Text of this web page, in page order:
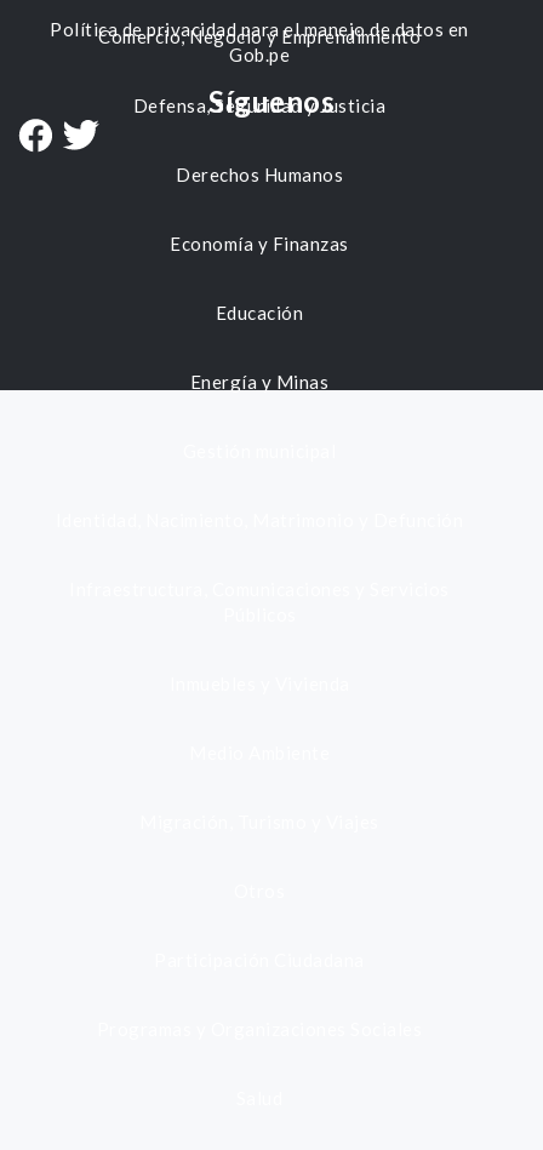
Comercio, Negocio y Emprendimiento
Defensa, Seguridad y Justicia
Derechos Humanos
Economía y Finanzas
Educación
Energía y Minas
Política de privacidad para el manejo de datos en
Gob.pe
Síguenos